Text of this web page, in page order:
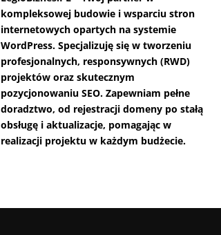
kompleksowej budowie i wsparciu stron
internetowych opartych na systemie
WordPress. Specjalizuję się w tworzeniu
profesjonalnych, responsywnych (RWD)
projektów oraz skutecznym
pozycjonowaniu SEO. Zapewniam pełne
doradztwo, od rejestracji domeny po stałą
obsługę i aktualizacje, pomagając w
realizacji projektu w każdym budżecie.